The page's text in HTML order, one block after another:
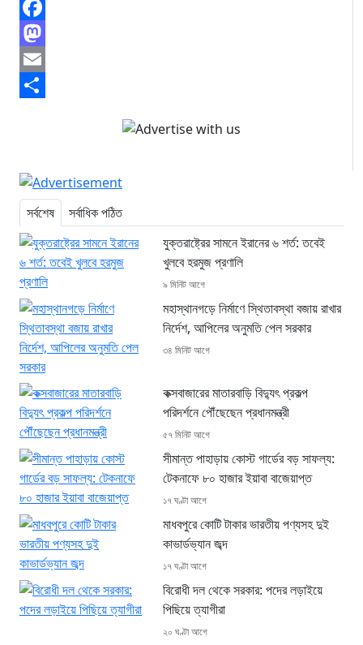
Facebook
Mastodon
Email
সর্বশেষ
সর্বাধিক পঠিত
যুক্তরাষ্ট্রের সামনে ইরানের ৬ শর্ত: তবেই
খুলবে হরমুজ প্রণালি
৯ মিনিট আগে
মহাস্থানগড়ে নির্মাণে স্থিতাবস্থা বজায় রাখার
নির্দেশ, আপিলের অনুমতি পেল সরকার
৩৪ মিনিট আগে
কক্সবাজারের মাতারবাড়ি বিদ্যুৎ প্রকল্প
পরিদর্শনে পৌঁছেছেন প্রধানমন্ত্রী
৫৭ মিনিট আগে
সীমান্ত পাহাড়ায় কোস্ট গার্ডের বড় সাফল্য:
টেকনাফে ৮০ হাজার ইয়াবা বাজেয়াপ্ত
১৭ ঘণ্টা আগে
মাধবপুরে কোটি টাকার ভারতীয় পণ্যসহ দুই
কাভার্ডভ্যান জব্দ
১৭ ঘণ্টা আগে
বিরোধী দল থেকে সরকার: পদের লড়াইয়ে
পিছিয়ে ত্যাগীরা
২০ ঘণ্টা আগে